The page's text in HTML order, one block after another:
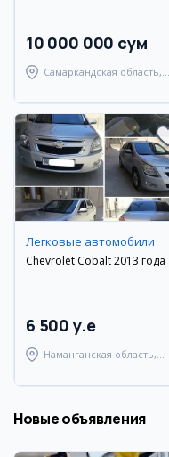
10 000 000 сум
Самаркандская область,
Легковые автомобили
Chevrolet Cobalt 2013 года
6 500 y.e
Наманганская область,
Новые объявления